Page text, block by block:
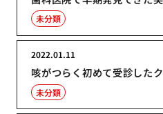
未分類
咳がつらく初めて受診した
2022.01.11
未分類